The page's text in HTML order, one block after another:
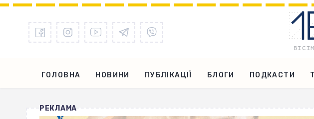
ГОЛОВНА НОВИНИ ПУБЛІКАЦІЇ БЛОГИ ПОДКАСТИ
РЕКЛАМА